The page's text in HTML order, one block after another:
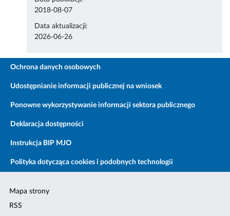
2018-08-07
Data aktualizacji:
2026-06-26
Ochrona danych osobowych
Udostępnianie informacji publicznej na wniosek
Ponowne wykorzystywanie informacji sektora publicznego
Deklaracja dostępności
Instrukcja BIP MJO
Polityka dotycząca cookies i podobnych technologii
Mapa strony
RSS